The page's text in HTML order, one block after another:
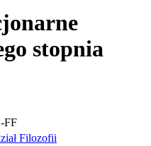
stopnia
FF
Filozofii